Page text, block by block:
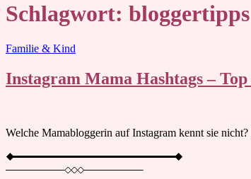
Schlagwort: bloggertipps
Blog
Familie & Kind
Instagram Mama Hashtags – Top
Welche Mamabloggerin auf Instagram kennt sie